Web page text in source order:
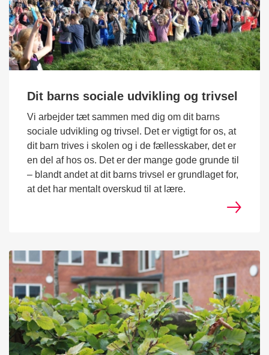
Dit barns sociale udvikling og trivsel
Vi arbejder tæt sammen med dig om dit barns
sociale udvikling og trivsel. Det er vigtigt for os, at
dit barn trives i skolen og i de fællesskaber, det er
en del af hos os. Det er der mange gode grunde til
– blandt andet at dit barns trivsel er grundlaget for,
at det har mentalt overskud til at lære.